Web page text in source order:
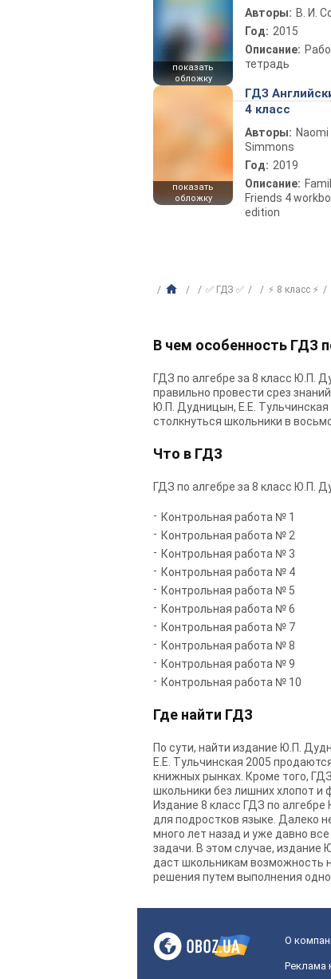
показать
обложку
Авторы: В. И.
Год: 2015
Описание:
тетрадь
показать
обложку
ГДЗ
4 класс
Авторы: Naomi
Simmons
Год: 2019
Описание:
Friends 4
edition
✅ ГДЗ ✅ ⚡ 8 класс ⚡
В чем особенность ГДЗ
ГДЗ по алгебре за 8 класс Ю.П.
правильно провести срез
Ю.П. Дудницын, Е.Е.
столкнуться школьники в
Что в ГДЗ
ГДЗ по алгебре за 8 класс Ю.П.
Контрольная работа № 1
Контрольная работа № 2
Контрольная работа № 3
Контрольная работа № 4
Контрольная работа № 5
Контрольная работа № 6
Контрольная работа № 7
Контрольная работа № 8
Контрольная работа № 9
Контрольная работа № 10
Где найти ГДЗ
По сути, найти издание Ю.П.
Е.Е. Тульчинская 2005
книжных рынках. Кроме того,
школьники без лишних хлопот и
Издание 8 класс ГДЗ по
для подростков языке. Далеко
много лет назад и уже давно
задачи. В этом случае, издание
даст школьникам возможность
решения путем выполнения
О
Реклама